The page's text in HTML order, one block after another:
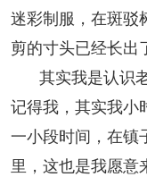
迷彩制服，在斑驳
剪的寸头已经长出
其实我是认识
记得我，其实我小
一小段时间，在镇
里，这也是我愿意